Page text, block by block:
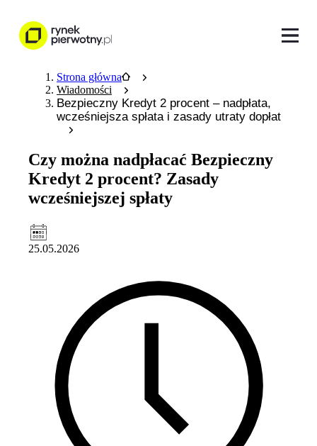
Strona główna
Wiadomości
Bezpieczny Kredyt 2 procent – nadpłata,
wcześniejsza spłata i zasady utraty dopłat
Czy można nadpłacać Bezpieczny
Kredyt 2 procent? Zasady
wcześniejszej spłaty
25.05.2026